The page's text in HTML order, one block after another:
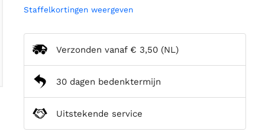
Staffelkortingen weergeven
Verzonden vanaf € 3,50 (NL)
30 dagen bedenktermijn
Uitstekende service